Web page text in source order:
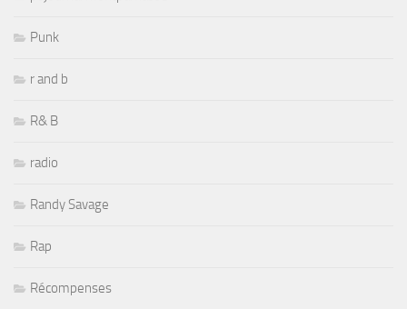
Punk
r and b
R& B
radio
Randy Savage
Rap
Récompenses